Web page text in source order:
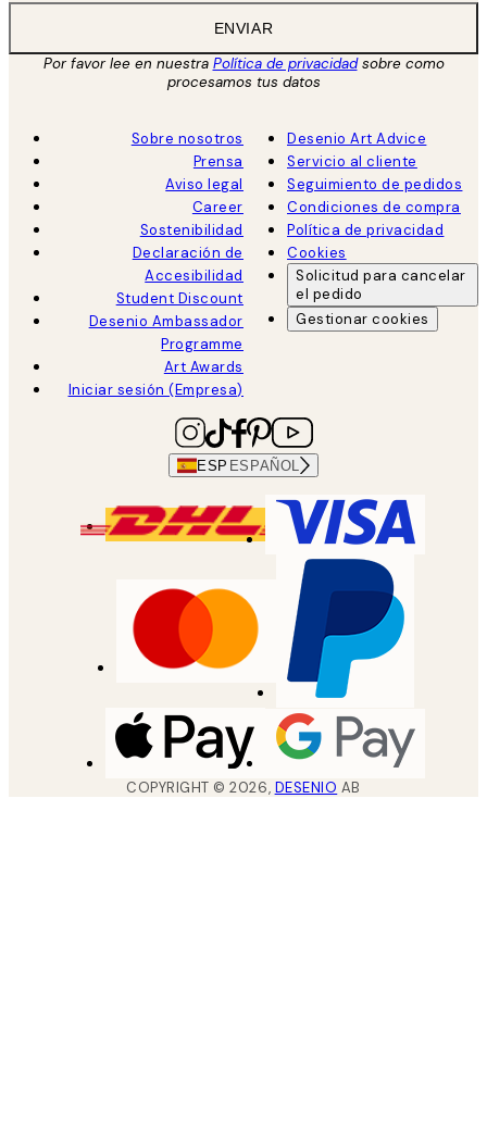
ENVIAR
Por favor lee en nuestra Política de privacidadsobre como
procesamos tus datos
Sobre nosotros
Prensa
Aviso legal
Career
Sostenibilidad
Declaración de
Accesibilidad
Student Discount
Desenio Ambassador
Programme
Art Awards
Iniciar sesión (Empresa)
Desenio Art Advice
Servicio al cliente
Seguimiento de pedidos
Condiciones de compra
Política de privacidad
Cookies
Solicitud para cancelar
el pedido
Gestionar cookies
ESP ESPAÑOL
COPYRIGHT ©2026, DESENIO AB